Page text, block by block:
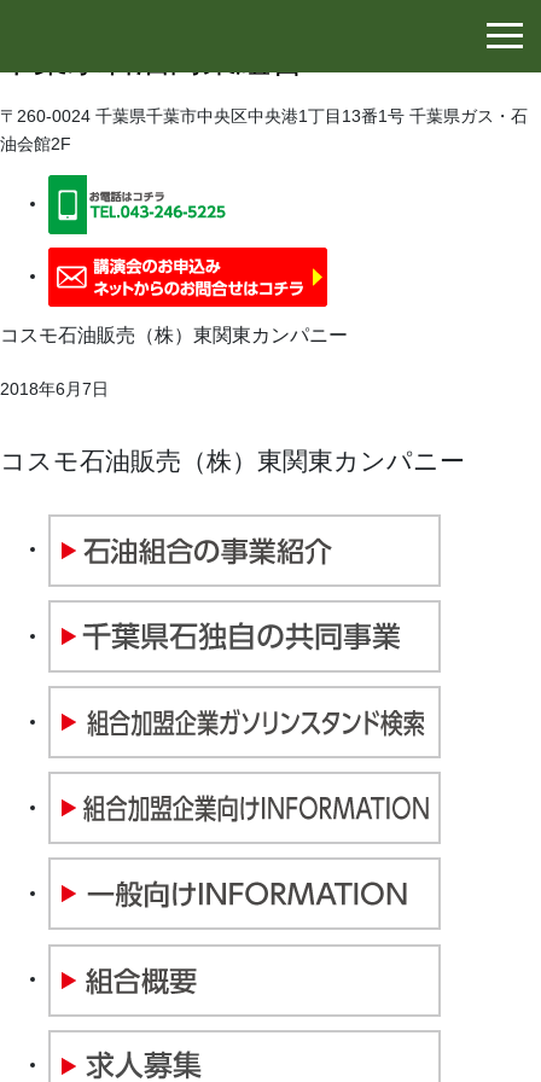
〒260-0024 千葉県千葉市中央区中央港1丁目13番1号 千葉県ガス・石
油会館2F
コスモ石油販売（株）東関東カンパニー
2018年6月7日
コスモ石油販売（株）東関東カンパニー